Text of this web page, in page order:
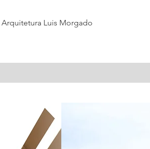
Luis Morgado